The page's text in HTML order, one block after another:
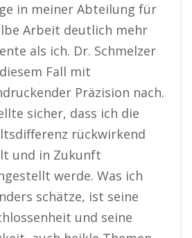
in meiner Abteilung für
Arbeit deutlich mehr
als ich. Dr. Schmelzer
Fall mit
Präzision nach.
sicher, dass ich die
rückwirkend
und in Zukunft
werde. Was ich
schätze, ist seine
und seine